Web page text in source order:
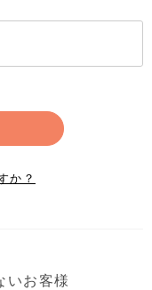
か？
いお客様